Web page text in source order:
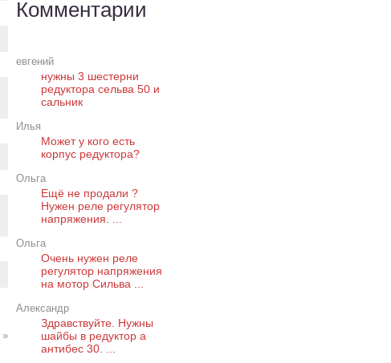
»
Комментарии
евгений
нужны 3 шестерни
редуктора сельва 50 и
сальник
Илья
Может у кого есть
корпус редуктора?
Ольга
Ещё не продали ?
Нужен реле регулятор
напряжения. ...
Ольга
Очень нужен реле
регулятор напряжения
на мотор Сильва ...
Александр
Здравствуйте. Нужны
шайбы в редуктор а
антибес 30. ...